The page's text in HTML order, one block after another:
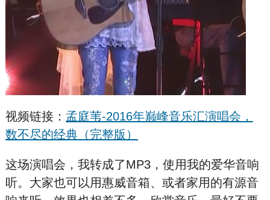
视频链接： 孟庭苇-2016年巅峰音乐汇演唱会，
数不尽的经典（完整版）
这场演唱会，我转成了MP3，使用我的爱华音响
听。大家也可以用惠威音箱、或者家用的有源音